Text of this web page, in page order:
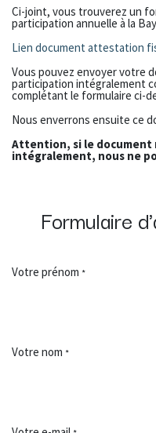
Ci-joint, vous trouverez un
participation annuelle à la
Lien document attestation
Vous pouvez envoyer votre
participation intégralement
complétant le formulaire ci-
Nous enverrons ensuite ce
Attention, si le document
intégralement, nous ne
Formulaire
Votre prénom *
Votre nom *